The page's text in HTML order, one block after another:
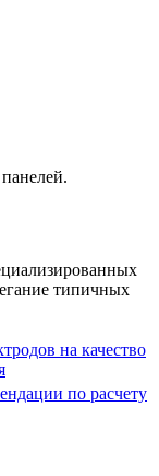
типичных
на качество
по расчету